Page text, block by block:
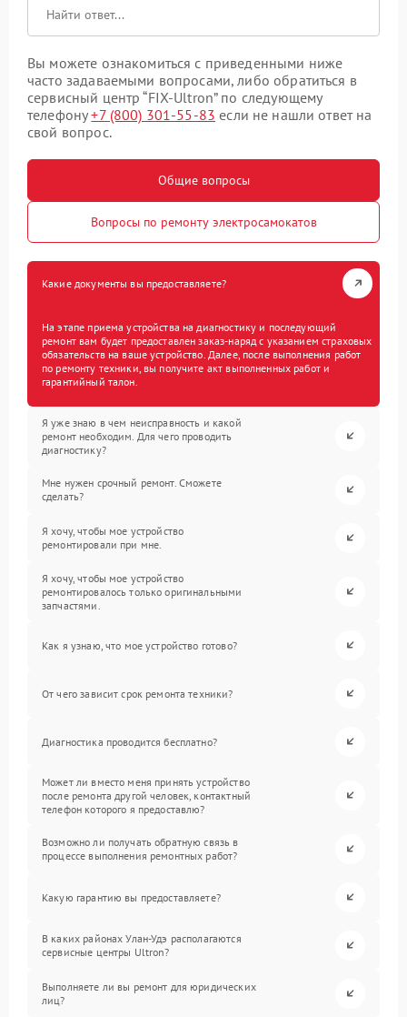
Вы можете ознакомиться с приведенными ниже
часто задаваемыми вопросами, либо обратиться в
сервисный центр “FIX-Ultron” по следующему
телефону+7 (800) 301-55-83 если не нашли ответ на
свой вопрос.
Общие вопросы
Вопросы по ремонту электросамокатов
Какие документы вы предоставляете?
На этапе приема устройства на диагностику и последующий
ремонт вам будет предоставлен заказ-наряд с указанием страховых
обязательств на ваше устройство. Далее, после выполнения работ
по ремонту техники, вы получите акт выполненных работ и
гарантийный талон.
Я уже знаю в чем неисправность и какой
ремонт необходим. Для чего проводить
диагностику?
Мне нужен срочный ремонт. Сможете
сделать?
Я хочу, чтобы мое устройство
ремонтировали при мне.
Я хочу, чтобы мое устройство
ремонтировалось только оригинальными
запчастями.
Как я узнаю, что мое устройство готово?
От чего зависит срок ремонта техники?
Диагностика проводится бесплатно?
Может ли вместо меня принять устройство
после ремонта другой человек, контактный
телефон которого я предоставлю?
Возможно ли получать обратную связь в
процессе выполнения ремонтных работ?
Какую гарантию вы предоставляете?
В каких районах Улан-Удэ располагаются
сервисные центры Ultron?
Выполняете ли вы ремонт для юридических
лиц?